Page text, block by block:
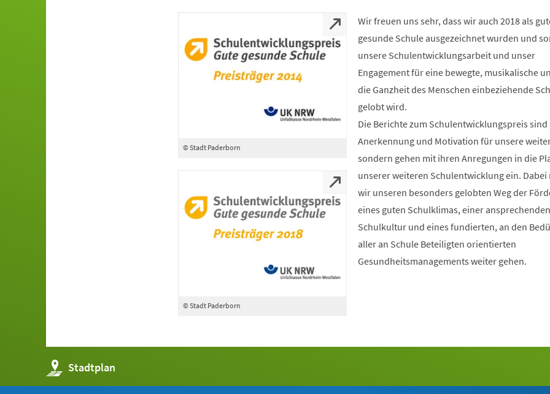
© Stadt Paderborn
© Stadt Paderborn
Wir freuen uns sehr, dass wir auch 2018 als
gesunde Schule ausgezeichnet wurden und
unsere Schulentwicklungsarbeit und unser
Engagement für eine bewegte, musikalische
die Ganzheit des Menschen einbeziehende
gelobt wird.
Die Berichte zum Schulentwicklungspreis
Anerkennung und Motivation für unsere
sondern gehen mit ihren Anregungen in die
unserer weiteren Schulentwicklung ein.
wir unseren besonders gelobten Weg der
eines guten Schulklimas, einer ansprechenden
Schulkultur und eines fundierten, an den
aller an Schule Beteiligten orientierten
Gesundheitsmanagements weiter gehen.
Stadtplan
(Öffnet
in
einem